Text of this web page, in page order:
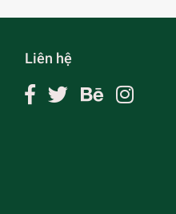
Liên hệ